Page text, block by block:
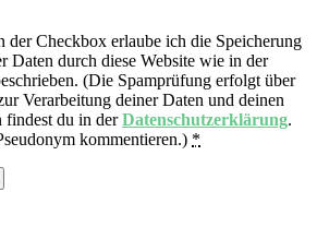
der Checkbox erlaube ich die Speicherung
Daten durch diese Website wie in der
(Die Spamprüfung erfolgt über
Verarbeitung deiner Daten und deinen
findest du in derDatenschutzerklärung.
kommentieren.) *